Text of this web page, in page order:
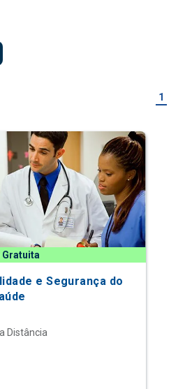
1
Gratuita
e Segurança do
Distância